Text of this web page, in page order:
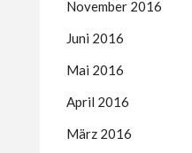
November 2016
Juni 2016
Mai 2016
April 2016
März 2016